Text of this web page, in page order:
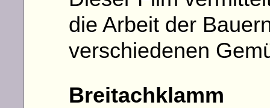
die Arbeit der
verschiedenen
Breitachklamm